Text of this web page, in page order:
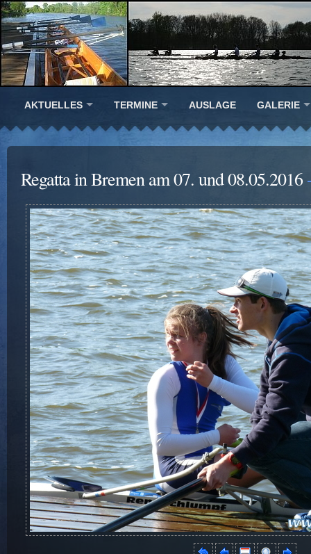
AKTUELLES TERMINE AUSLAGE GALERIE
Regatta in Bremen am 07. und 08.05.2016